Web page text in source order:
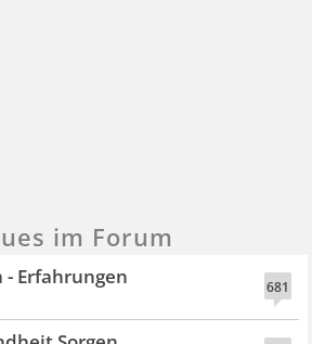
im Forum
681
Erfahrungen